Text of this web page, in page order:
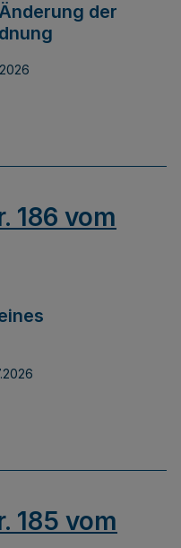
der
186 vom
185 vom